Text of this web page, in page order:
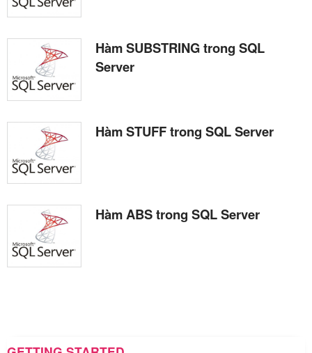
Hàm SUBSTRING trong SQL
Server
Hàm STUFF trong SQL Server
Hàm ABS trong SQL Server